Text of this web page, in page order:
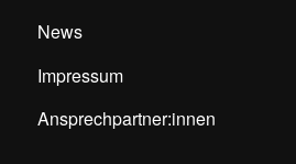
News
Impressum
Ansprechpartner:innen